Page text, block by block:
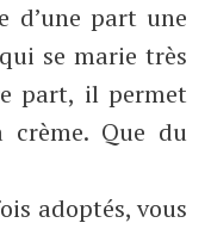
d’une part une
se marie très
part, il permet
Que du
adoptés, vous